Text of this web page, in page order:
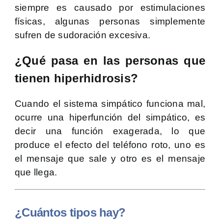
siempre es causado por estimulaciones
físicas, algunas personas simplemente
sufren de sudoración excesiva.
¿Qué pasa en las personas que
tienen hiperhidrosis?
Cuando el sistema simpático funciona mal,
ocurre una hiperfunción del simpático, es
decir una función exagerada, lo que
produce el efecto del teléfono roto, uno es
el mensaje que sale y otro es el mensaje
que llega.
¿Cuántos tipos hay?